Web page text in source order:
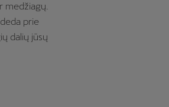
medžiagų.
prie
dalių jūsų